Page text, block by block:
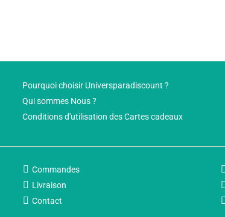
Pourquoi choisir Universparadiscount ?
Qui sommes Nous ?
Conditions d'utilisation des Cartes cadeaux
Commandes
Livraison
Contact